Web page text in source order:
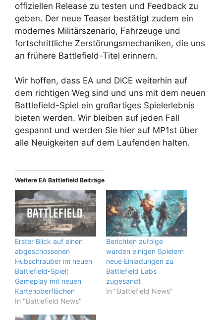
offiziellen Release zu testen und Feedback zu
geben. Der neue Teaser bestätigt zudem ein
modernes Militärszenario, Fahrzeuge und
fortschrittliche Zerstörungsmechaniken, die uns
an frühere Battlefield-Titel erinnern.
Wir hoffen, dass EA und DICE weiterhin auf
dem richtigen Weg sind und uns mit dem neuen
Battlefield-Spiel ein großartiges Spielerlebnis
bieten werden. Wir bleiben auf jeden Fall
gespannt und werden Sie hier auf MP1st über
alle Neuigkeiten auf dem Laufenden halten.
Weitere EA Battlefield Beiträge
Erster Blick auf einen
abgeschossenen
Hubschrauber im neuen
Battlefield-Spiel;
Gameplay mit neuen
Kartenoberflächen
In "Battlefield News"
Berichten zufolge
wurden einigen Spielern
neue Einladungen zu
Battlefield Labs
zugesandt
In "Battlefield News"